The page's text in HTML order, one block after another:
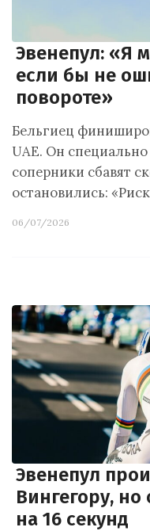
Эвенепул: «Я
если бы не
повороте»
Бельгиец
UAE. Он специально
соперники сбавят
остановились:
06/07/2026
Эвенепул
Вингегору,
на 16 секунд